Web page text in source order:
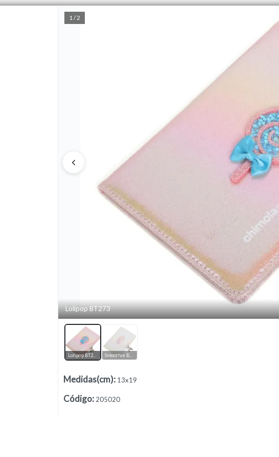
Lolipop BT273
1 / 2
Lolipop BT273 Smoothie BT274
Medidas(cm): 13x19
Código: 205020
CÓMO COMPRAR
Lista vacía